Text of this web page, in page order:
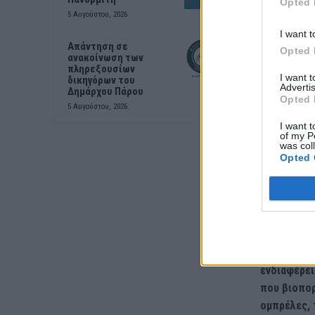
I want
Opted
I want
Opted
I want
of my
was
Opted
5 Αυγούστου, 2026
Απάντηση σε
ανακοίνωση των
πληρεξουσίων
δικηγόρων του
Δημάρχου Πάρου
5 Αυγούστου, 2026
Όπως
δημόσιας
Η
με
τοπικής
παραλιών
που
ομπρέλες,